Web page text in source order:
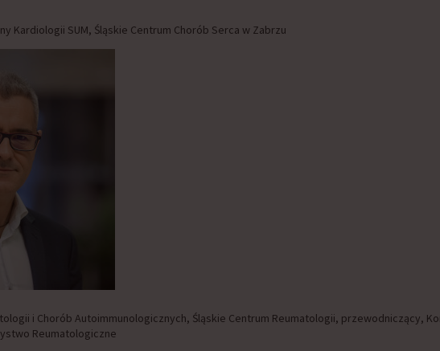
Kardiologii SUM, Śląskie Centrum Chorób Serca w Zabrzu
i Chorób Autoimmunologicznych, Śląskie Centrum Reumatologii, przewodniczący,
Reumatologiczne